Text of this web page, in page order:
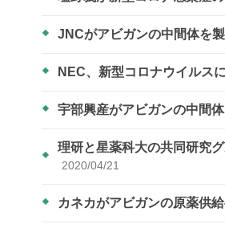
JNCがアビガンの中間体を
NEC、新型コロナウイルス
宇部興産がアビガンの中間
理研と星薬科大の共同研究
2020/04/21
カネカがアビガンの原薬供